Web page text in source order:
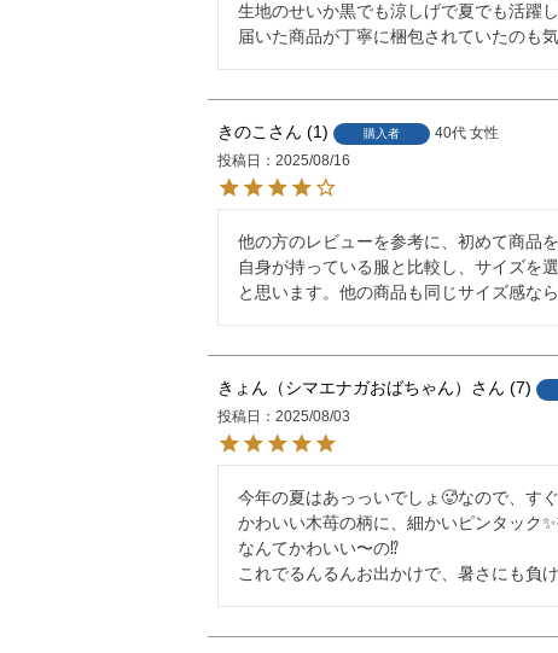
生地のせいか黒でも涼しげで夏でも活躍
届いた商品が丁寧に梱包されていたのも
きのこ 1 購入者 40代 女性
投稿日
2025/08/16
他の方のレビューを参考に、初めて商品
自身が持っている服と比較し、サイズを
と思います。他の商品も同じサイズ感な
きょん（シマエナガおばちゃん） 7
投稿日
2025/08/03
今年の夏はあっっいでしょ🥵なので、す
かわいい木苺の柄に、細かいピンタック
なんてかわいい〜の⁉️
これでるんるんお出かけで、暑さにも負